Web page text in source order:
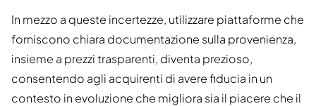
In mezzo a queste incertezze, utilizzare piattaforme che
forniscono chiara documentazione sulla provenienza,
insieme a prezzi trasparenti, diventa prezioso,
consentendo agli acquirenti di avere fiducia in un
contesto in evoluzione che migliora sia il piacere che il